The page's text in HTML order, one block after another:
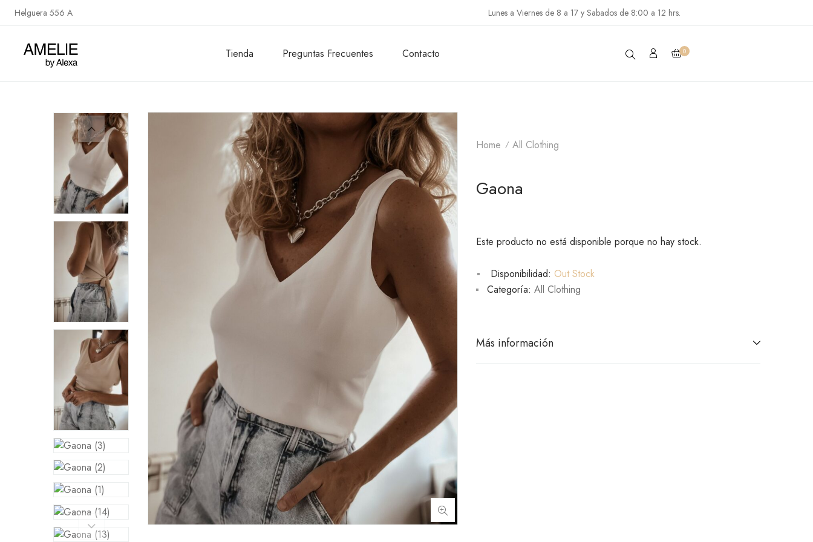
Helguera 556 A Lunes a Viernes de 8 a 17 y Sabados de 8:00 a 12 hrs.
Tienda Preguntas Frecuentes Contacto 0
Home All Clothing
Gaona
Este producto no está disponible porque no hay stock.
Disponibilidad: Out Stock
Categoría: All Clothing
Más información